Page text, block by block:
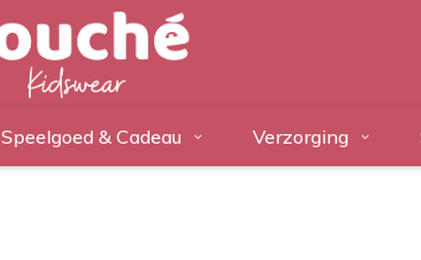
Speelgoed & Cadeau Verzorging